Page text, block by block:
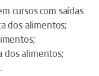
cursos com saídas
dos alimentos;
dos alimentos;